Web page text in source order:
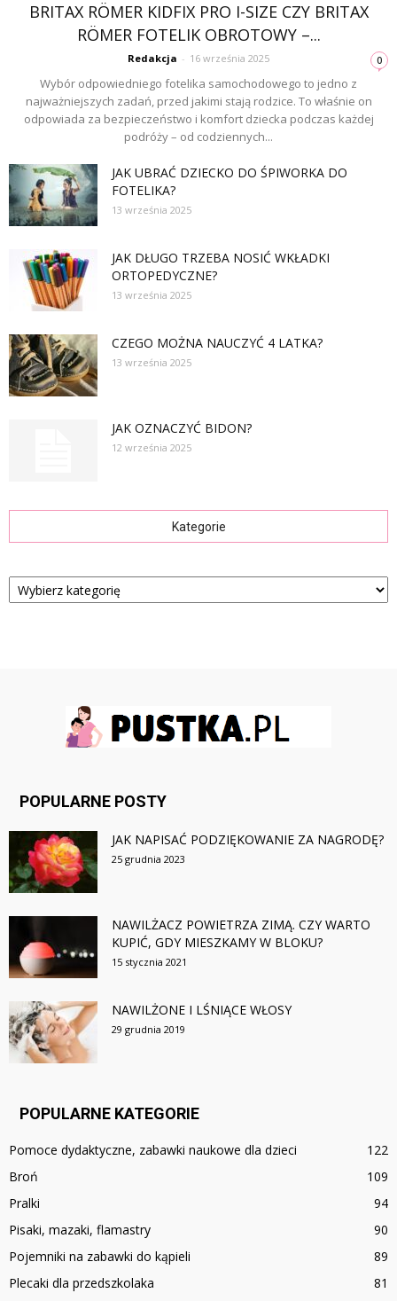
BRITAX RÖMER KIDFIX PRO I-SIZE CZY BRITAX
RÖMER FOTELIK OBROTOWY –...
Redakcja - 16 września 2025 0
Wybór odpowiedniego fotelika samochodowego to jedno z
najważniejszych zadań, przed jakimi stają rodzice. To właśnie on
odpowiada za bezpieczeństwo i komfort dziecka podczas każdej
podróży – od codziennych...
JAK UBRAĆ DZIECKO DO ŚPIWORKA DO
FOTELIKA?
13 września 2025
JAK DŁUGO TRZEBA NOSIĆ WKŁADKI
ORTOPEDYCZNE?
13 września 2025
CZEGO MOŻNA NAUCZYĆ 4 LATKA?
13 września 2025
JAK OZNACZYĆ BIDON?
12 września 2025
Kategorie
Kategorie
POPULARNE POSTY
JAK NAPISAĆ PODZIĘKOWANIE ZA NAGRODĘ?
25 grudnia 2023
NAWILŻACZ POWIETRZA ZIMĄ. CZY WARTO
KUPIĆ, GDY MIESZKAMY W BLOKU?
15 stycznia 2021
NAWILŻONE I LŚNIĄCE WŁOSY
29 grudnia 2019
POPULARNE KATEGORIE
Pomoce dydaktyczne, zabawki naukowe dla dzieci
122
Broń
109
Pralki
94
Pisaki, mazaki, flamastry
90
Pojemniki na zabawki do kąpieli
89
Plecaki dla przedszkolaka
81